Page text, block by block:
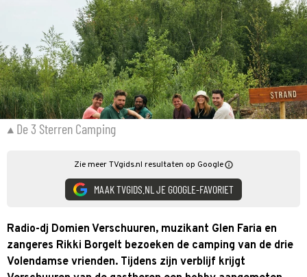
©
De 3 Sterren Camping
Zie meer TVgids.nl resultaten op Google
MAAK TVGIDS.NL JE GOOGLE-FAVORIET
Radio-dj Domien Verschuuren, muzikant Glen Faria en
zangeres Rikki Borgelt bezoeken de camping van de drie
Volendamse vrienden. Tijdens zijn verblijf krijgt